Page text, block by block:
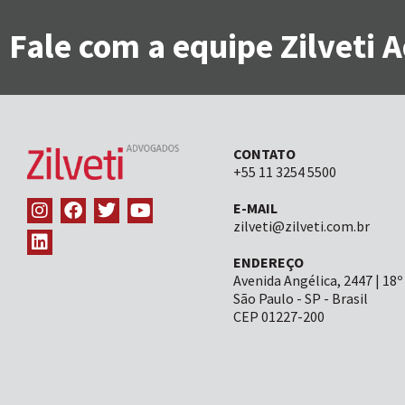
Fale com a equipe Zilveti
CONTATO
+55 11 3254 5500
E-MAIL
zilveti@zilveti.com.br
ENDEREÇO
Avenida Angélica, 2447 |
São Paulo - SP - Brasil
CEP 01227-200